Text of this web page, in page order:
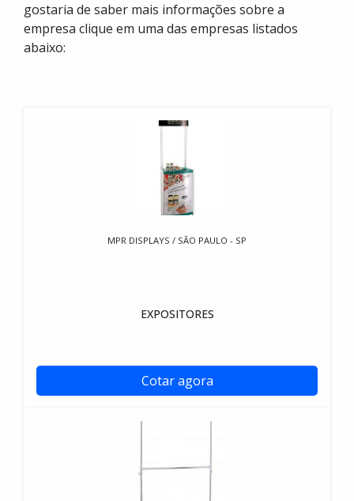
gostaria de saber mais informações sobre a
empresa clique em uma das empresas listados
abaixo:
MPR DISPLAYS / SÃO PAULO - SP
EXPOSITORES
Cotar agora